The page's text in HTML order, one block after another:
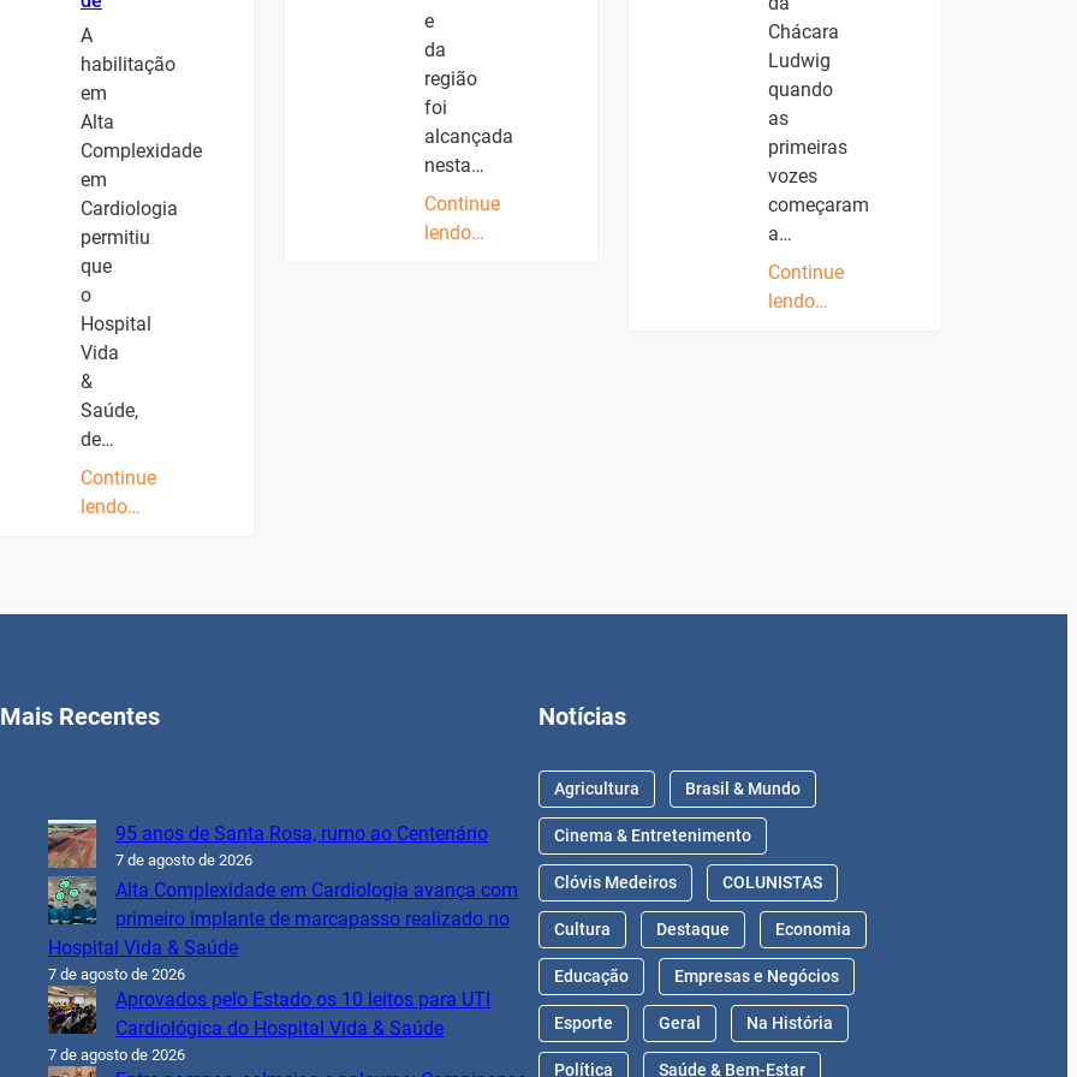
A
habilitação
em
Alta
Complexidade
em
Cardiologia
permitiu
que
o
Hospital
Vida
&
Saúde,
de…
Continue
lendo…
e
da
região
foi
alcançada
nesta…
Continue
lendo…
Chácara
Ludwig
quando
as
primeiras
vozes
começaram
a…
Continue
lendo…
Mais Recentes
95 anos de Santa Rosa, rumo ao Centenário
7 de agosto de 2026
Alta Complexidade em Cardiologia avança com
primeiro implante de marcapasso realizado no
Hospital Vida & Saúde
7 de agosto de 2026
Aprovados pelo Estado os 10 leitos para UTI
Cardiológica do Hospital Vida & Saúde
7 de agosto de 2026
Notícias
Agricultura Brasil & Mundo
Cinema & Entretenimento
Clóvis Medeiros COLUNISTAS
Cultura Destaque Economia
Educação Empresas e Negócios
Esporte Geral Na História
Política Saúde & Bem-Estar